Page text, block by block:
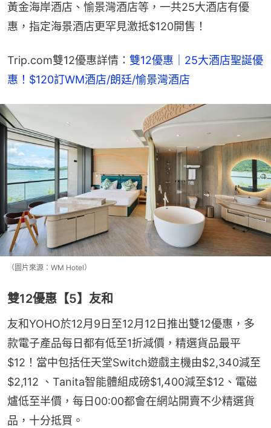
黃金海岸酒店、愉景灣酒店等，一共25大酒店有優
惠，指定海景酒店更罕見激抵$120開售！
Trip.com雙12優惠詳情： 雙12優惠｜25大酒店聖誕優
惠！$120訂WM酒店/朗廷/愉景灣酒店
（圖片來源：WM Hotel）
雙12優惠【5】友和
友和YOHO於12月9日至12月12日推出雙12優惠，多
款電子產品每日都有低至1折減價，精選貨品最平
$12！當中包括任天堂Switch遊戲主機由$2,340減至
$2,112 、Tanita智能體組成磅$1,400減至$12、電磁
爐低至半價，每日00:00都會在網站開賣不少精選貨
品，十分抵買。